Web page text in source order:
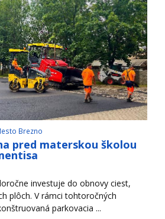
Brezno
pred materskou školou
investuje do obnovy ciest,
plôch. V rámci tohtoročných
parkovacia ...